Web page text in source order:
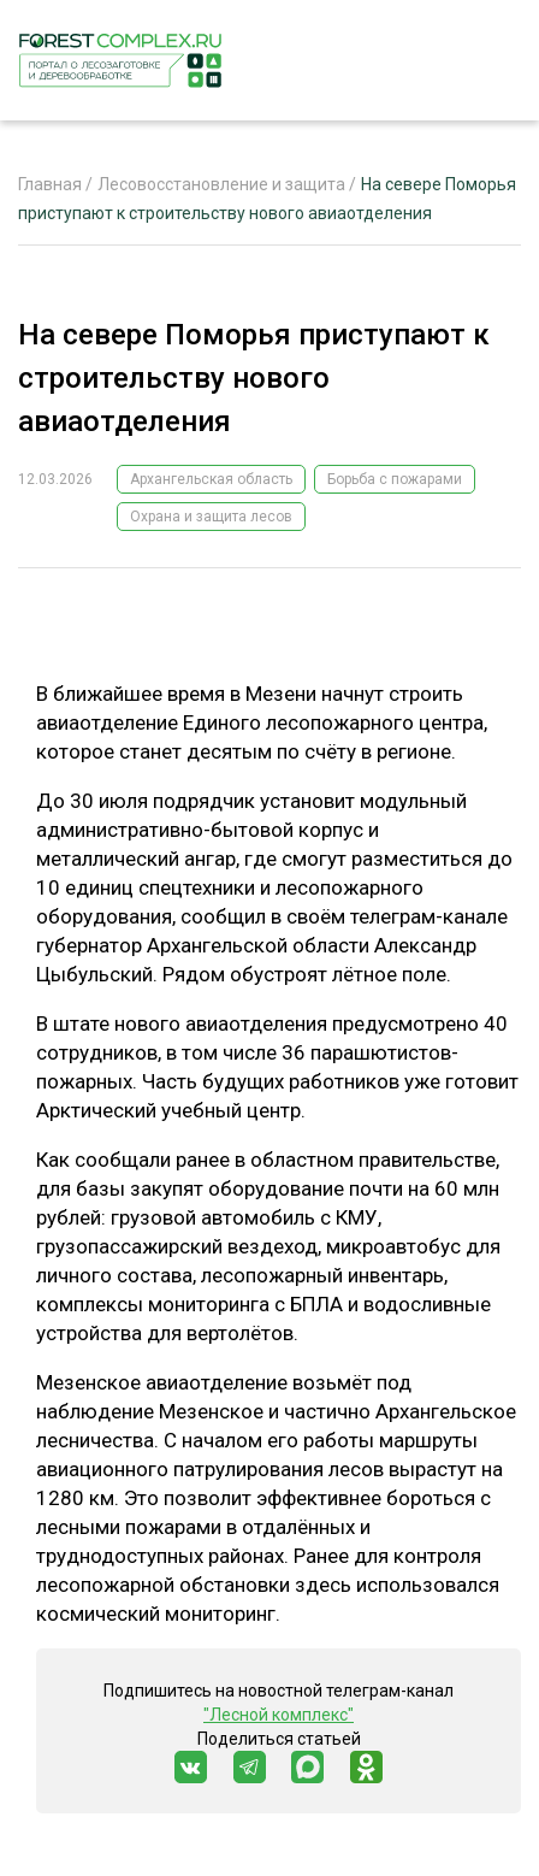
РЕКЛАМОДАТЕЛЯМ
ЛЕСНОЕ ХОЗЯЙСТВО
ЛЕСОЗАГОТОВКА
ОБРАБОТКА ДРЕВЕСИНЫ
ЛЕСОВОССТАНОВЛЕНИЕ И ЗАЩИТА
ЛОГИСТИКА
ЦБП
КОМПЛЕКСНАЯ ПЕРЕРАБОТКА
ЛЕСОПИЛЕНИЕ
ДЕРЕВЯННОЕ ДОМОСТРОЕНИЕ
БЕЗОПАСНОЕ ПРОИЗВОДСТВО
СОРТИРОВКА ДРЕВЕСИНЫ
СУШКА ДРЕВЕСИНЫ
МЕБЕЛЬНОЕ ПРОИЗВОДСТВО
ТЕМАТИЧЕСКИЕ ПРОЕКТЫ
ЭКСПЕРТНОЕ МНЕНИЕ
Главная / Лесовосстановление и защита / На севере Поморья
приступают к строительству нового авиаотделения
На севере Поморья приступают к
строительству нового
авиаотделения
12.03.2026 Архангельская область Борьба с пожарами
Охрана и защита лесов
В ближайшее время в Мезени начнут строить
авиаотделение Единого лесопожарного центра,
которое станет десятым по счёту в регионе.
До 30 июля подрядчик установит модульный
административно-бытовой корпус и
металлический ангар, где смогут разместиться до
10 единиц спецтехники и лесопожарного
оборудования, сообщил в своём телеграм-канале
губернатор Архангельской области Александр
Цыбульский. Рядом обустроят лётное поле.
В штате нового авиаотделения предусмотрено 40
сотрудников, в том числе 36 парашютистов-
пожарных. Часть будущих работников уже готовит
Арктический учебный центр.
Как сообщали ранее в областном правительстве,
для базы закупят оборудование почти на 60 млн
рублей: грузовой автомобиль с КМУ,
грузопассажирский вездеход, микроавтобус для
личного состава, лесопожарный инвентарь,
комплексы мониторинга с БПЛА и водосливные
устройства для вертолётов.
Мезенское авиаотделение возьмёт под
наблюдение Мезенское и частично Архангельское
лесничества. С началом его работы маршруты
авиационного патрулирования лесов вырастут на
1280 км. Это позволит эффективнее бороться с
лесными пожарами в отдалённых и
труднодоступных районах. Ранее для контроля
лесопожарной обстановки здесь использовался
космический мониторинг.
Подпишитесь на новостной телеграм-канал
"Лесной комплекс"
Поделиться статьей